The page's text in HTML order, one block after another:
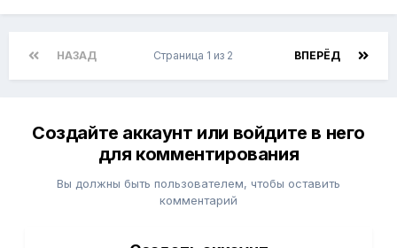
НАЗАД ВПЕРЁД
Страница 1 из 2
Создайте аккаунт или войдите в него
для комментирования
Вы должны быть пользователем, чтобы оставить
комментарий